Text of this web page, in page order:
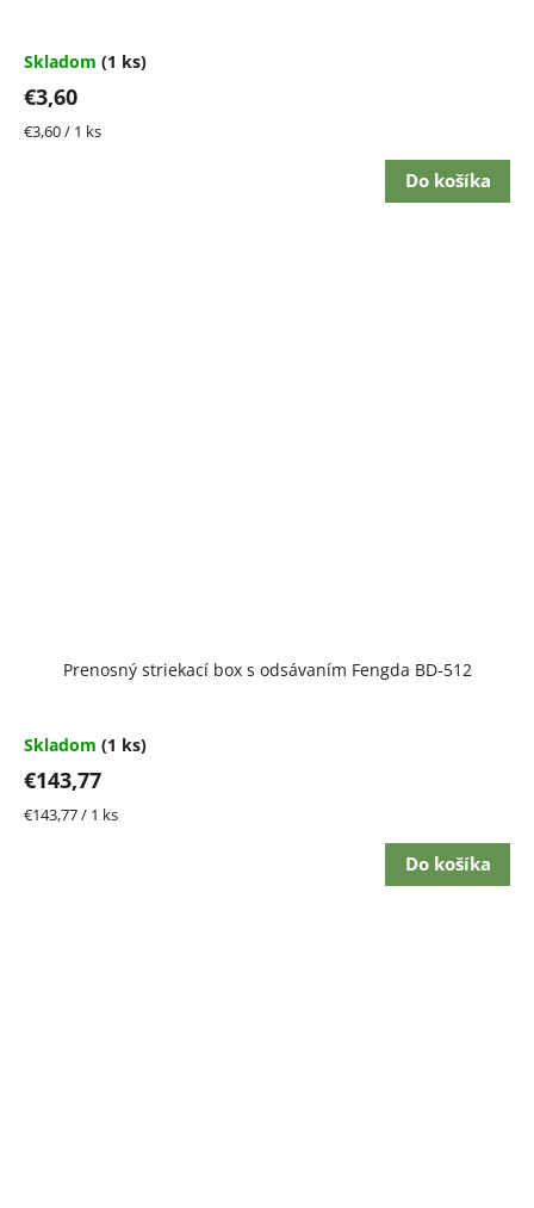
Skladom (1 ks)
€3,60
Jednotková
€3,60 / 1 ks
Do košíka
Prenosný striekací box s odsávaním Fengda BD-512
Skladom (1 ks)
€143,77
Jednotková
€143,77 / 1 ks
Do košíka